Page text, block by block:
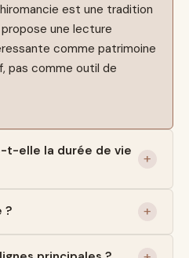
est une tradition
une lecture
comme patrimoine
pas comme outil de
t-elle la durée de vie
?